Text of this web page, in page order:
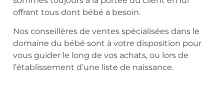
offrant tous dont bébé a besoin.
Nos conseillères de ventes spécialisées dans le
domaine du bébé sont à votre disposition pour
vous guider le long de vos achats, ou lors de
l’établissement d’une liste de naissance.